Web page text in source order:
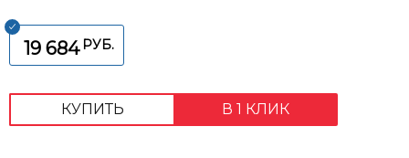
19 684 РУБ.
КУПИТЬ В 1 КЛИК